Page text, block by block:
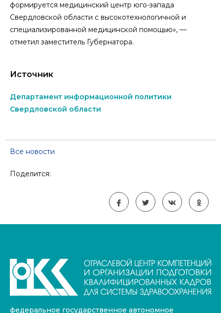
формируется медицинский центр юго-запада
Свердловской области с высокотехнологичной и
специализированной медицинской помощью», —
отметил заместитель Губернатора.
Источник
Департамент информационной политики
Свердловской области
Все новости
Поделится:
федеральное государственное автономное